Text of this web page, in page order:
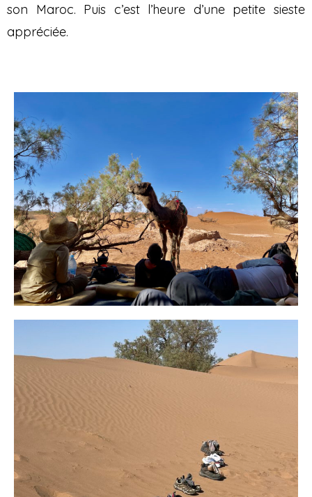
son Maroc. Puis c’est l’heure d’une petite sieste
appréciée.